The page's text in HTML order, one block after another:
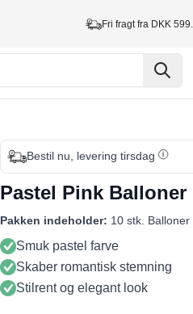
Fri fragt fra DKK
Bestil nu, levering tirsdag
Pastel Pink Balloner
Pakken indeholder: 10 stk. Balloner
Smuk pastel farve
Skaber romantisk stemning
Stilrent og elegant look